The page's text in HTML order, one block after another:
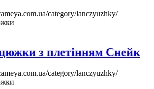
category/lanczyuzhky/
з плетінням Снейк
category/lanczyuzhky/